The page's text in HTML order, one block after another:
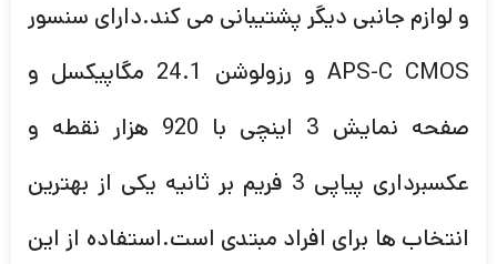
و لوازم جانبی دیگر پشتیبانی می کند.دارای سنسور
APS-C CMOS و رزولوشن 24.1 مگاپیکسل و
صفحه نمایش 3 اینچی با 920 هزار نقطه و
عکسبرداری پیاپی 3 فریم بر ثانیه یکی از بهترین
انتخاب ها برای افراد مبتدی است.استفاده از این